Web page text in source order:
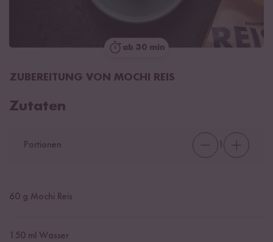
ab 30 min
ZUBEREITUNG VON MOCHI REIS
Zutaten
Portionen 1
60 g Mochi Reis
150 ml Wasser